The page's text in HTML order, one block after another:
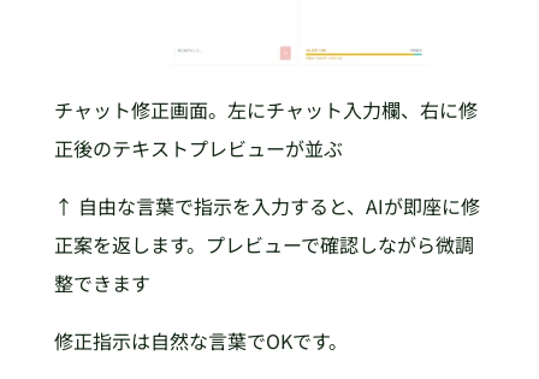
チャット修正画面。左にチャット入力欄、右に修
正後のテキストプレビューが並ぶ
↑ 自由な言葉で指示を入力すると、AIが即座に修
正案を返します。プレビューで確認しながら微調
整できます
修正指示は自然な言葉でOKです。